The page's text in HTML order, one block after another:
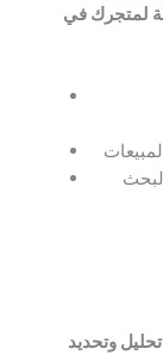
لمتجرك في
وتحديد